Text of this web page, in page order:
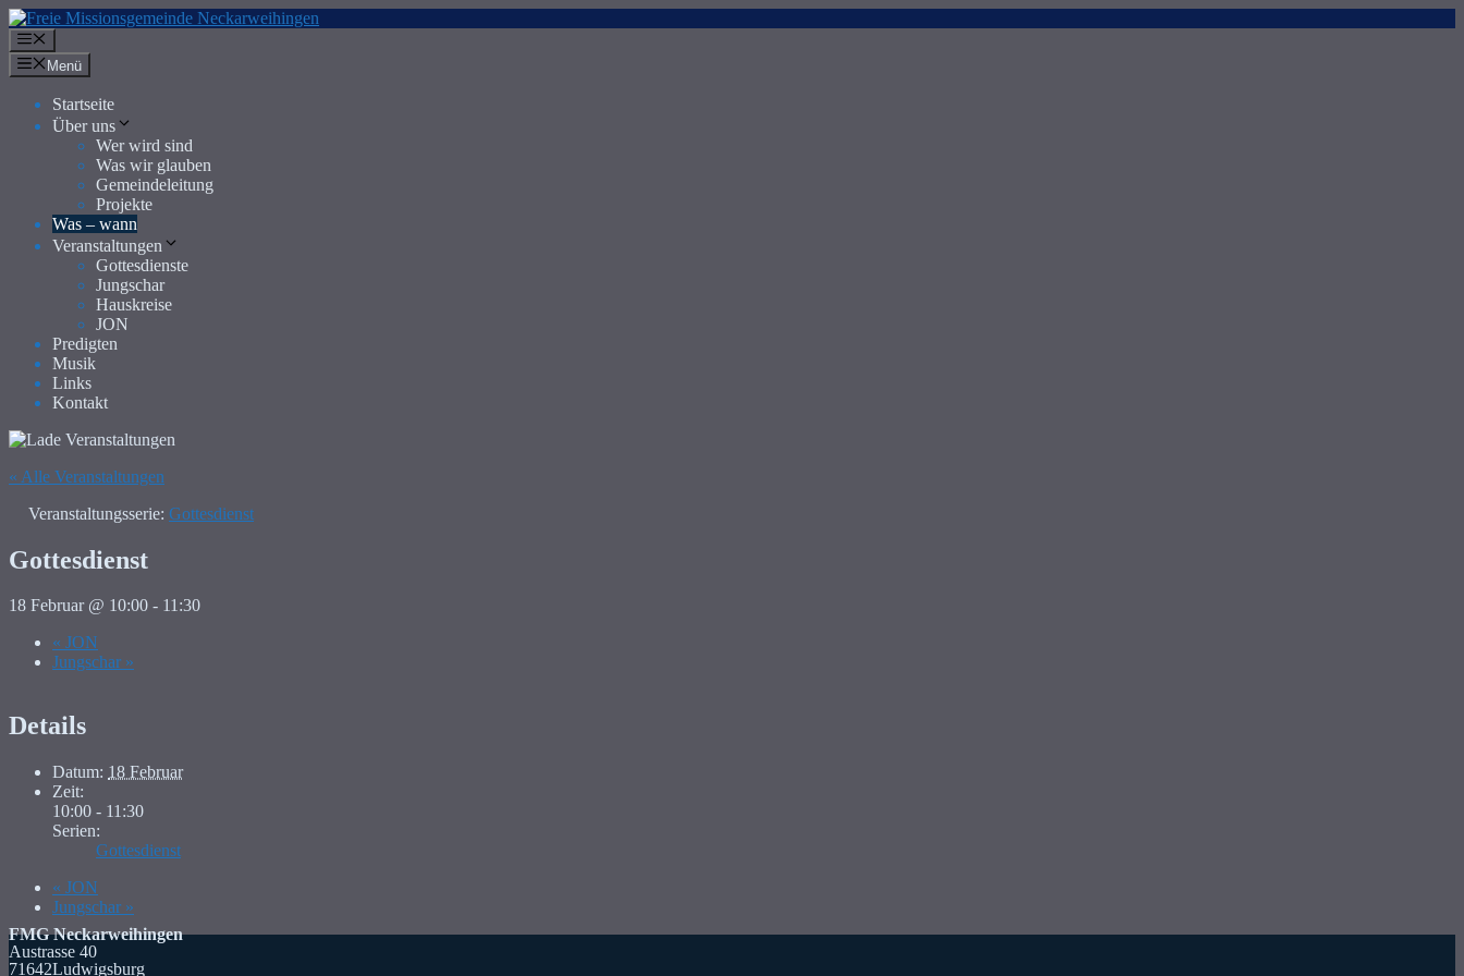
Zum
Inhalt
springen
Menü
Startseite
Über uns
Wer wird sind
Was wir glauben
Gemeindeleitung
Projekte
Was – wann
Veranstaltungen
Gottesdienste
Jungschar
Hauskreise
JON
Predigten
Musik
Links
Kontakt
« Alle Veranstaltungen
Veranstaltungsserie: Gottesdienst
Gottesdienst
18 Februar @ 10:00 - 11:30
« JON
Jungschar »
Details
Datum: 18 Februar
Zeit:
10:00 - 11:30
Serien:
Gottesdienst
« JON
Jungschar »
FMG Neckarweihingen
Austrasse 40
71642Ludwigsburg